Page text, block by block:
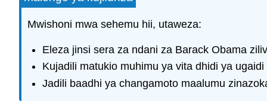
Mwishoni mwa sehemu hii, utaweza:
Eleza jinsi sera za ndani za Barack Obama
Kujadili matukio muhimu ya vita dhidi ya
Jadili baadhi ya changamoto maalumu